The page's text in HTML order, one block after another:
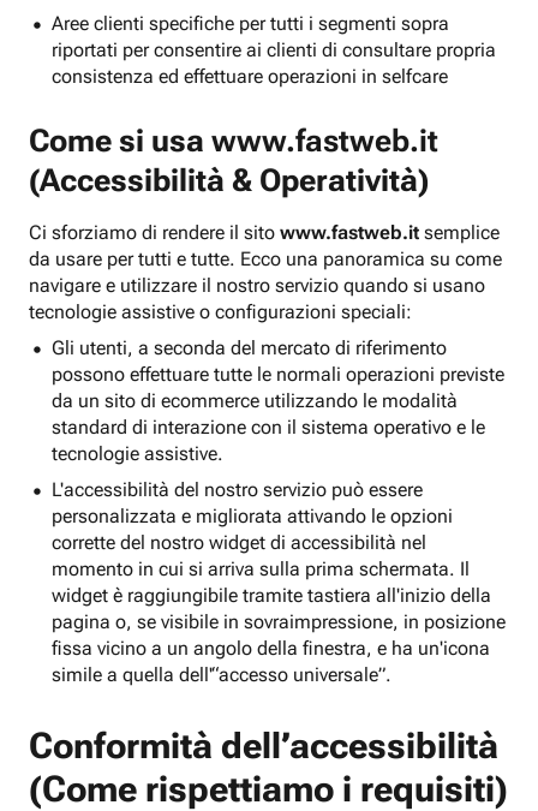
Aree clienti specifiche per tutti i segmenti sopra
riportati per consentire ai clienti di consultare propria
consistenza ed effettuare operazioni in selfcare
Come si usa www.fastweb.it
(Accessibilità & Operatività)
Ci sforziamo di rendere il sito www.fastweb.it semplice
da usare per tutti e tutte. Ecco una panoramica su come
navigare e utilizzare il nostro servizio quando si usano
tecnologie assistive o configurazioni speciali:
Gli utenti, a seconda del mercato di riferimento
possono effettuare tutte le normali operazioni previste
da un sito di ecommerce utilizzando le modalità
standard di interazione con il sistema operativo e le
tecnologie assistive.
L'accessibilità del nostro servizio può essere
personalizzata e migliorata attivando le opzioni
corrette del nostro widget di accessibilità nel
momento in cui si arriva sulla prima schermata. Il
widget è raggiungibile tramite tastiera all'inizio della
pagina o, se visibile in sovraimpressione, in posizione
fissa vicino a un angolo della finestra, e ha un'icona
simile a quella dell'“accesso universale”.
Conformità dell’accessibilità
(Come rispettiamo i requisiti)